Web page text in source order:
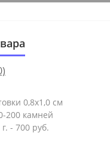
0,8х1,0 см
200 камней
- 700 руб.